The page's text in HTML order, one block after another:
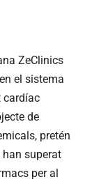
ZeClinics
el sistema
cardíac
de
pretén
superat
per al